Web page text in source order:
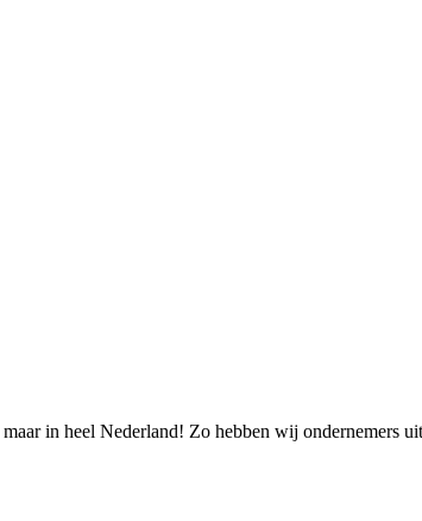
in heel Nederland! Zo hebben wij ondernemers